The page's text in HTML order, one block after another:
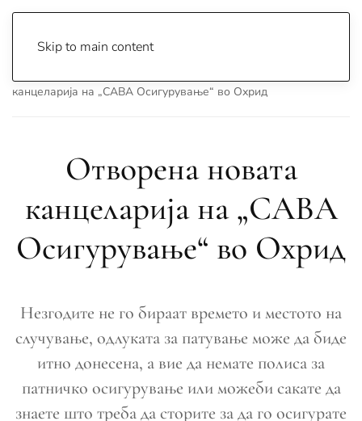
Skip to main content
канцеларија на „САВА Осигурување“ во Охрид
Отворена новата
канцеларија на „САВА
Осигурување“ во Охрид
Незгодите не го бираат времето и местото на
случување, одлуката за патување може да биде
итно донесена, а вие да немате полиса за
патничко осигурување или можеби сакате да
знаете што треба да сторите за да го осигурате